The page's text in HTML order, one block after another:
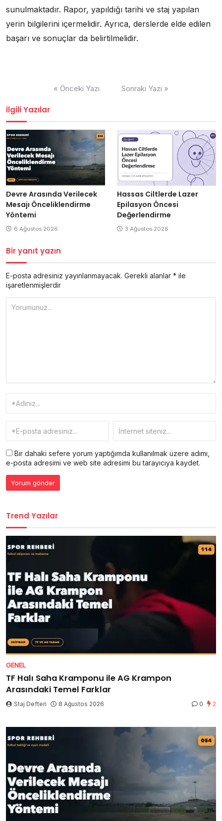
sunulmaktadır. Rapor, yapıldığı tarihi ve staj yapılan
yerin bilgilerini içermelidir. Ayrıca, derslerde elde edilen
başarı ve sonuçlar da belirtilmelidir.
« Önceki Yazı Sonraki Yazı »
İlgili Yazılar
Devre Arasında Verilecek
Mesajı Önceliklendirme
Yöntemi
6 Ağustos 2026
Hassas Ciltlerde Lazer
Epilasyon Öncesi
Değerlendirme
3 Ağustos 2026
Bir yanıt yazın
E-posta adresiniz yayınlanmayacak. Gerekli alanlar * ile
işaretlenmişlerdir
Bir dahaki sefere yorum yaptığımda kullanılmak üzere adımı,
e-posta adresimi ve web site adresimi bu tarayıcıya kaydet.
Trend Yazılar
GENEL
TF Halı Saha Kramponu ile AG Krampon
Arasındaki Temel Farklar
Staj Defteri 8 Ağustos 2026 0 2